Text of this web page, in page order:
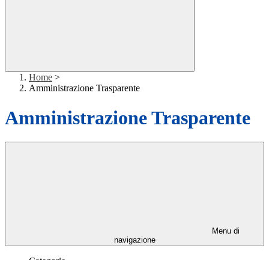
Home >
Amministrazione Trasparente
Amministrazione Trasparente
Menu di
navigazione